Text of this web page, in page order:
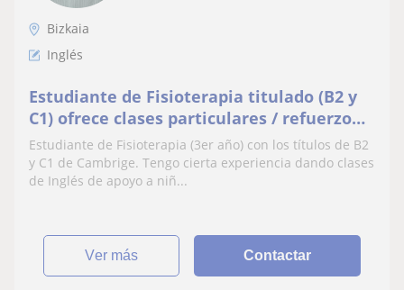
Bizkaia
Inglés
Estudiante de Fisioterapia titulado (B2 y
C1) ofrece clases particulares / refuerzo
de Inglés
Estudiante de Fisioterapia (3er año) con los títulos de B2
y C1 de Cambrige. Tengo cierta experiencia dando clases
de Inglés de apoyo a niñ...
ver más Contactar